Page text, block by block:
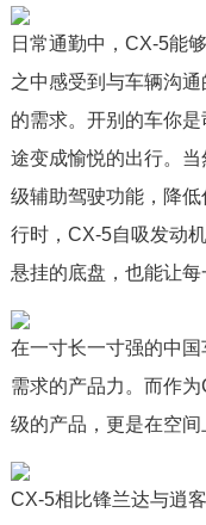
日常通勤中，CX-5能
之中感受到与车辆沟
的需求。开别的车你
途变成愉悦的出行。
级辅助驾驶功能，降
行时，CX-5自吸发动
悬挂的底盘，也能让每
在一寸长一寸强的中
需求的产品力。而作
级的产品，更是在空间
CX-5相比锋兰达与逍